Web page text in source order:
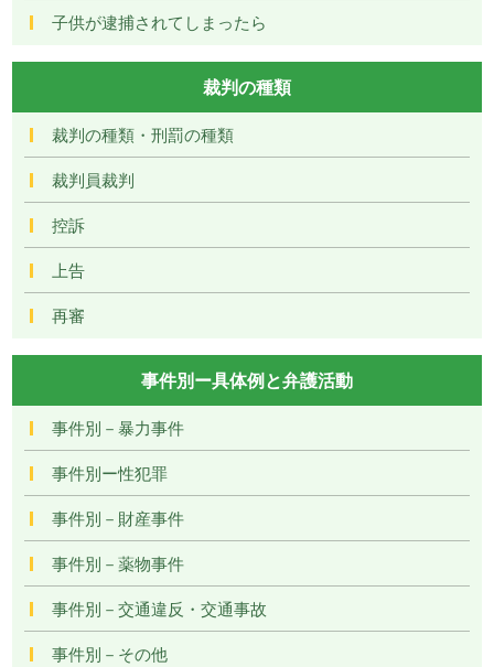
子供が逮捕されてしまったら
裁判の種類
裁判の種類・刑罰の種類
裁判員裁判
控訴
上告
再審
事件別ー具体例と弁護活動
事件別－暴力事件
事件別ー性犯罪
事件別－財産事件
事件別－薬物事件
事件別－交通違反・交通事故
事件別－その他